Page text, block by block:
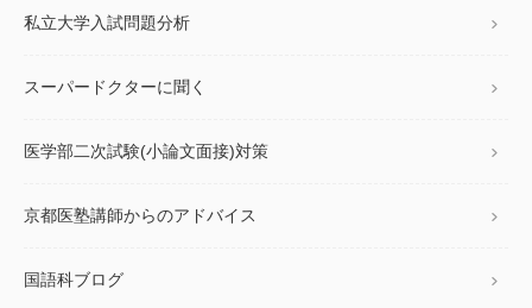
私立大学入試問題分析
スーパードクターに聞く
医学部二次試験(小論文面接)対策
京都医塾講師からのアドバイス
国語科ブログ